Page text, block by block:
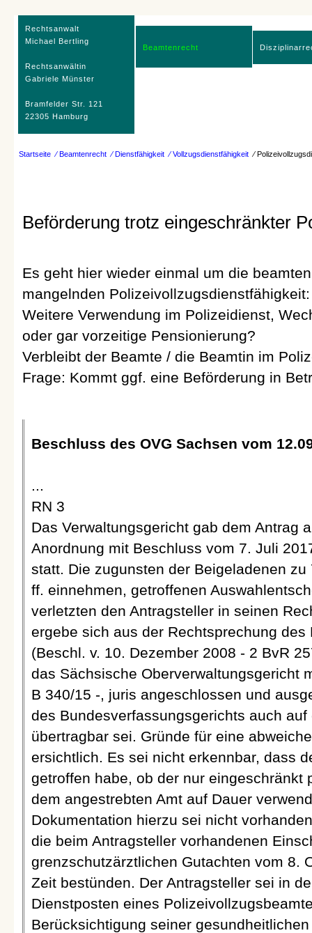
Rechtsanwalt
Michael Bertling
Rechtsanwältin
Gabriele Münster
Bramfelder Str. 121
22305 Hamburg
Beamtenrecht
Startseite ⁄ Beamtenrecht ⁄ Dienstfähigkeit ⁄ Vollzugsdienstfähigkeit ⁄
Beförderung trotz eingeschränkter
Es geht hier wieder einmal um die
mangelnden Polizeivollzugsdienstfähigkeit:
Weitere Verwendung im Polizeidienst,
oder gar vorzeitige Pensionierung?
Verbleibt der Beamte / die Beamtin im
Frage: Kommt ggf. eine Beförderung in
Beschluss des OVG Sachsen vom
...
RN 3
Das Verwaltungsgericht gab dem Antrag
Anordnung mit Beschluss vom 7. Juli
statt. Die zugunsten der Beigeladenen
ff. einnehmen, getroffenen
verletzten den Antragsteller in seinen
ergebe sich aus der Rechtsprechung
(Beschl. v. 10. Dezember 2008 - 2 BvR
das Sächsische Oberverwaltungsgericht
B 340/15 -, juris angeschlossen und
des Bundesverfassungsgerichts auch
übertragbar sei. Gründe für eine
ersichtlich. Es sei nicht erkennbar, dass
getroffen habe, ob der nur eingeschränkt
dem angestrebten Amt auf Dauer
Dokumentation hierzu sei nicht
die beim Antragsteller vorhandenen
grenzschutzärztlichen Gutachten vom 8.
Zeit bestünden. Der Antragsteller sei in
Dienstposten eines
Berücksichtigung seiner